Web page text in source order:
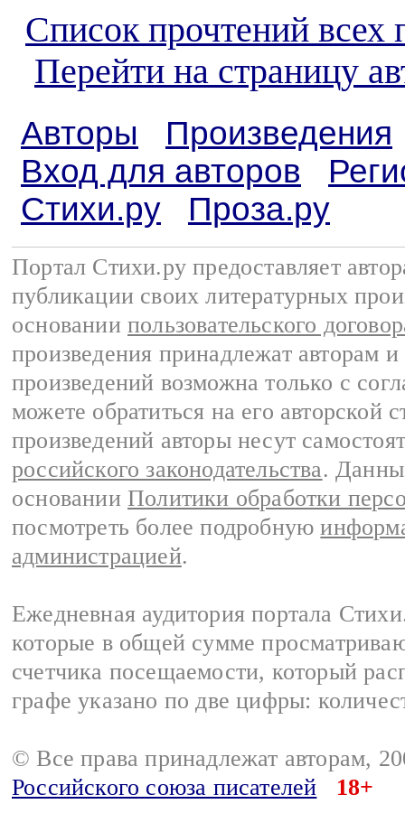
Список прочтений всех
Перейти на страницу
Авторы
Произведения
Вход для авторов
Стихи.ру
Проза.ру
Портал Стихи.ру предоставляет
публикации своих литературных
основании пользовательского
произведения принадлежат авторам
произведений возможна только с
можете обратиться на его авторской
произведений авторы несут
российского законодательства.
основании Политики обработки
посмотреть более подробную
администрацией.
Ежедневная аудитория портала
которые в общей сумме
счетчика посещаемости, который
графе указано по две цифры:
© Все права принадлежат авторам,
Российского союза писателей
18+